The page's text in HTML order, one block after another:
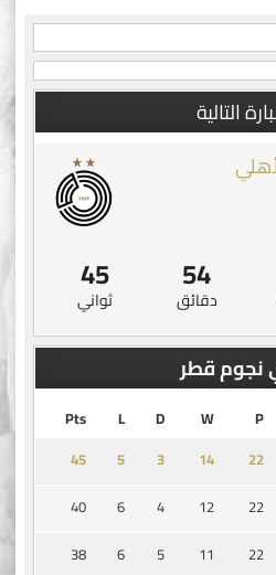
التالية
54
دقائق
44
ثواني
نجوم قطر
P
W
D
L
Pts
‏22
14
3
5
45
22
12
4
6
40
22
11
5
6
38